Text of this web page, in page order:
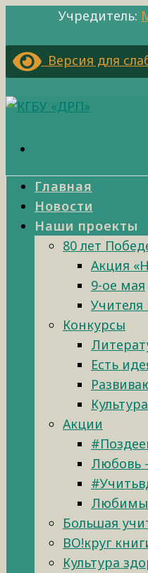
Учредитель:
Версия для
Главная
Новости
Наши проекты
80 лет
Акция
9-ое мая
Конкурсы
Есть
Акции
Любовь
Большая
ВО!круг
Культура